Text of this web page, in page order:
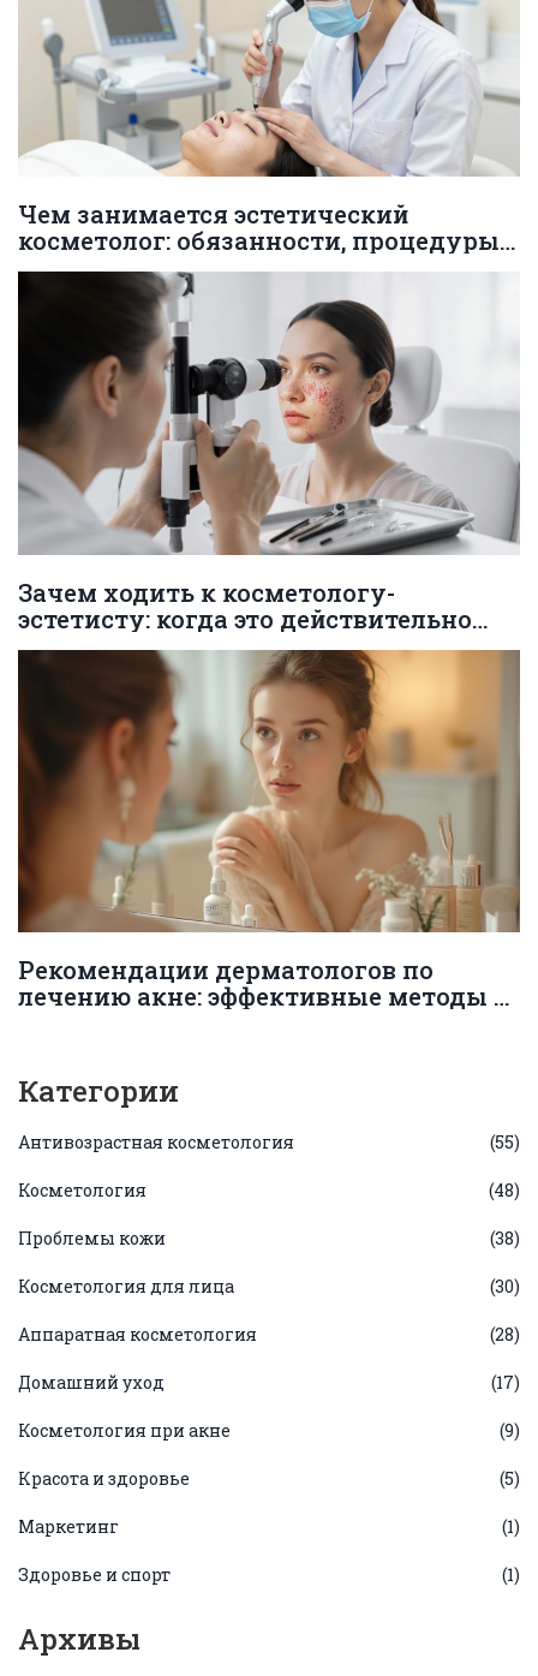
Чем занимается эстетический
косметолог: обязанности, процедуры
и безопасность
Зачем ходить к косметологу-
эстетисту: когда это действительно
нужно
Рекомендации дерматологов по
лечению акне: эффективные методы и
Категории
Антивозрастная косметология (55)
Косметология (48)
Проблемы кожи (38)
Косметология для лица (30)
Аппаратная косметология (28)
Домашний уход (17)
Косметология при акне (9)
Красота и здоровье (5)
Маркетинг (1)
Здоровье и спорт (1)
Архивы